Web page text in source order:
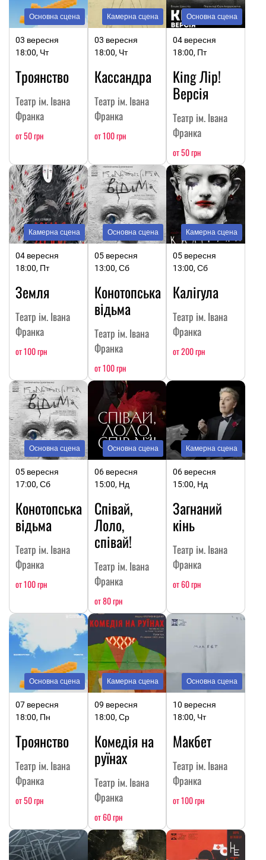
Основна сцена
03 вересня
18:00, Чт
Троянство
Театр ім. Івана
Франка
от 50 грн
Камерна сцена
03 вересня
18:00, Чт
Кассандра
Театр ім. Івана
Франка
от 100 грн
Основна сцена
04 вересня
18:00, Пт
King Лір!
Версія
Театр ім. Івана
Франка
от 50 грн
Камерна сцена
04 вересня
18:00, Пт
Земля
Театр ім. Івана
Франка
от 100 грн
Основна сцена
05 вересня
13:00, Сб
Конотопська
відьма
Театр ім. Івана
Франка
от 100 грн
Камерна сцена
05 вересня
13:00, Сб
Калігула
Театр ім. Івана
Франка
от 200 грн
Основна сцена
05 вересня
17:00, Сб
Конотопська
відьма
Театр ім. Івана
Франка
от 100 грн
Основна сцена
06 вересня
15:00, Нд
Співай,
Лоло,
співай!
Театр ім. Івана
Франка
от 80 грн
Камерна сцена
06 вересня
15:00, Нд
Загнаний
кінь
Театр ім. Івана
Франка
от 60 грн
Основна сцена
07 вересня
18:00, Пн
Троянство
Театр ім. Івана
Франка
от 50 грн
Камерна сцена
09 вересня
18:00, Ср
Комедія на
руїнах
Театр ім. Івана
Франка
от 60 грн
Основна сцена
10 вересня
18:00, Чт
Макбет
Театр ім. Івана
Франка
от 100 грн